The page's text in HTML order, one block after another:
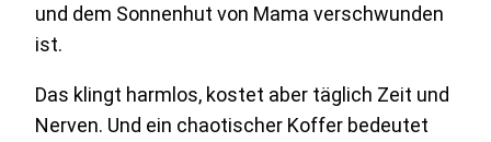
und dem Sonnenhut von Mama verschwunden
ist.
Das klingt harmlos, kostet aber täglich Zeit und
Nerven. Und ein chaotischer Koffer bedeutet